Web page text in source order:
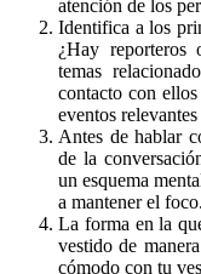
atención de los
Identifica a los
¿Hay reporteros
temas
contacto con
eventos
Antes de hablar
de la
un esquema
a mantener el foco.
La forma en la
vestido de
cómodo con tu